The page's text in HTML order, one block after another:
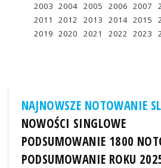
2003 2004 2005 2006 2007
2011
2012 2013 2014 2015
2019 2020 2021 2022 2023
NAJNOWSZE NOTOWANIE
NOWOŚCI SINGLOWE
PODSUMOWANIE 1800
PODSUMOWANIE ROKU